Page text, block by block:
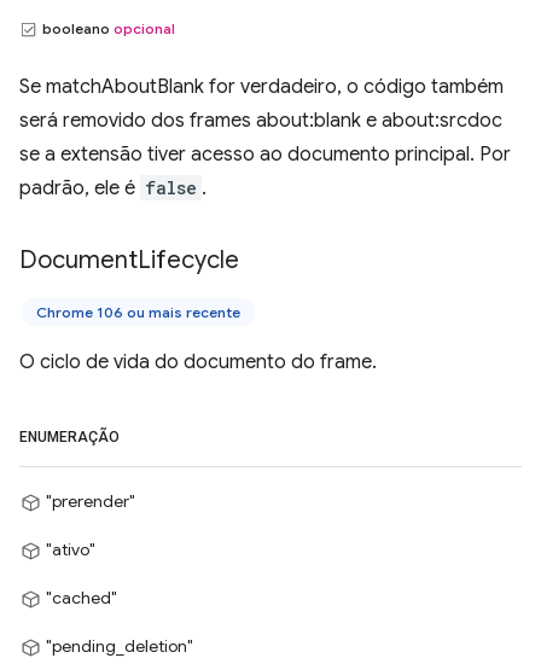
booleano opcional
Se matchAboutBlank for verdadeiro, o código também
será removido dos frames about:blank e about:srcdoc
se a extensão tiver acesso ao documento principal. Por
padrão, ele é false .
DocumentLifecycle
Chrome 106 ou mais recente
O ciclo de vida do documento do frame.
ENUMERAÇÃO
"prerender"
"ativo"
"cached"
"pending_deletion"